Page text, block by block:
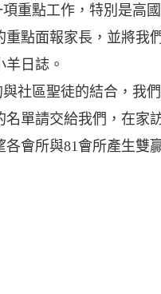
重點工作，特別是高
重點面報家長，並將我
日誌。
社區聖徒的結合，我
名單請交給我們，在家
會所與81會所產生雙